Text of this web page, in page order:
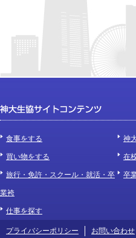
食事をする
買い物をする
旅行・免許・スクール・就活・卒
業袴
仕事を探す
神
在
卒
プライバシーポリシー お問い合わせ